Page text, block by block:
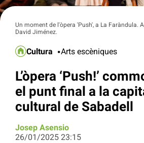
Un moment de l'òpera 'Push', a La Faràndula.
David Jiménez.
Cultura Arts escèniques
L’òpera ‘Push!’
el punt final a la
cultural de Sabadell
Josep Asensio
26/01/2025 23:15